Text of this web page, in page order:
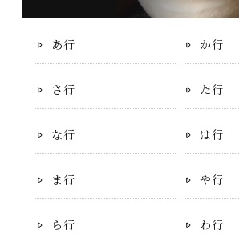
あ行 か行
さ行 た行
な行 は行
ま行 や行
ら行 わ行